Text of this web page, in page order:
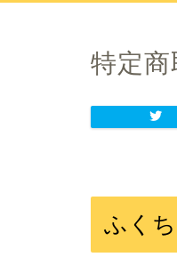
特定商
ふく